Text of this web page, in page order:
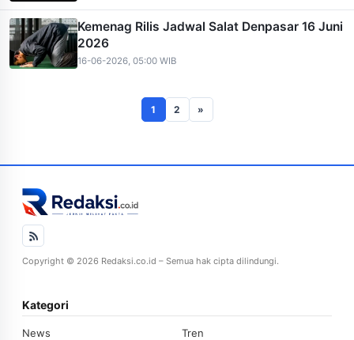
Kemenag Rilis Jadwal Salat Denpasar 16 Juni
2026
16-06-2026, 05:00 WIB
1 2 »
Copyright © 2026 Redaksi.co.id – Semua hak cipta dilindungi.
Kategori
News
Tren